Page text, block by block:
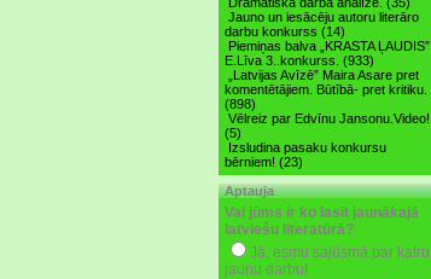
Jauno un iesācēju autoru literāro
darbu konkurss (14)
Piemiņas balva „KRASTA ĻAUDIS”.
E.Līva 3..konkurss. (933)
„Latvijas Avīzē” Maira Asare pret
komentētājiem. Būtībā- pret kritiku.
(898)
Vēlreiz par Edvīnu Jansonu.Video!
(5)
Izsludina pasaku konkursu
bērniem! (23)
Aptauja
Vai jūms ir ko lasīt jaunākajā
latviešu literatūrā?
Jā, esmu sajūsmā par katru
jaunu darbu!